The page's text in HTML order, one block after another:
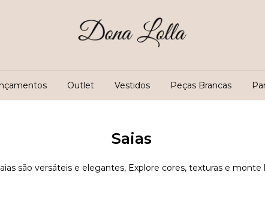
Outlet Vestidos Peças Brancas
Saias
são versáteis e elegantes, Explore cores, texturas e